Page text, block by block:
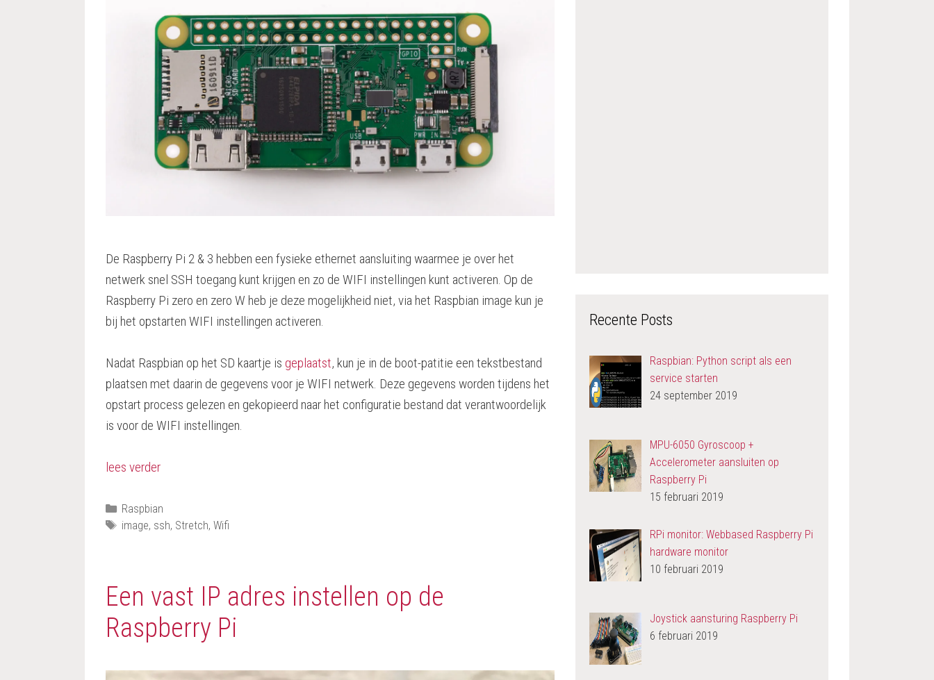
De Raspberry Pi 2 & 3 hebben een fysieke ethernet aansluiting waarmee je over het
netwerk snel SSH toegang kunt krijgen en zo de WIFI instellingen kunt activeren. Op de
Raspberry Pi zero en zero W heb je deze mogelijkheid niet, via het Raspbian image kun je
bij het opstarten WIFI instellingen activeren.
Nadat Raspbian op het SD kaartje is geplaatst, kun je in de boot-patitie een tekstbestand
plaatsen met daarin de gegevens voor je WIFI netwerk. Deze gegevens worden tijdens het
opstart process gelezen en gekopieerd naar het configuratie bestand dat verantwoordelijk
is voor de WIFI instellingen.
lees verder
Categorieën
Raspbian
Tags
image, ssh, Stretch, Wifi
Een vast IP adres instellen op de
Raspberry Pi
Recente Posts
Raspbian: Python script als een
service starten
24 september 2019
MPU-6050 Gyroscoop +
Accelerometer aansluiten op
Raspberry Pi
15 februari 2019
RPi monitor: Webbased Raspberry Pi
hardware monitor
10 februari 2019
Joystick aansturing Raspberry Pi
6 februari 2019